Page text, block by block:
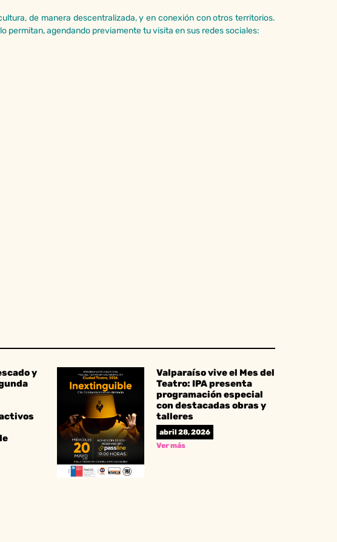
de manera descentralizada, y en conexión con otros territorios.
permitan, agendando previamente tu visita en sus redes sociales:
y
Valparaíso vive el Mes del
Teatro: IPA presenta
programación especial
con destacadas obras y
talleres
abril 28, 2026
Ver más